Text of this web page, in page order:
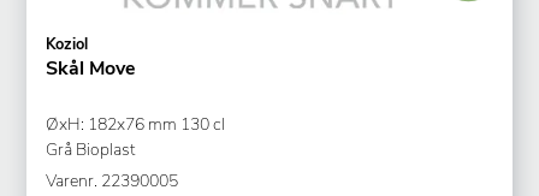
Koziol
Skål Move
ØxH: 182x76 mm 130 cl
Grå Bioplast
Varenr. 22390005